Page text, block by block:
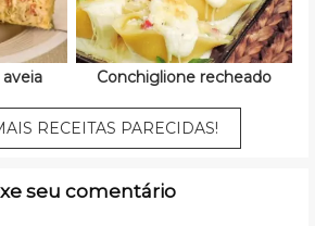
Conchiglione recheado
RECEITAS PARECIDAS!
seu comentário